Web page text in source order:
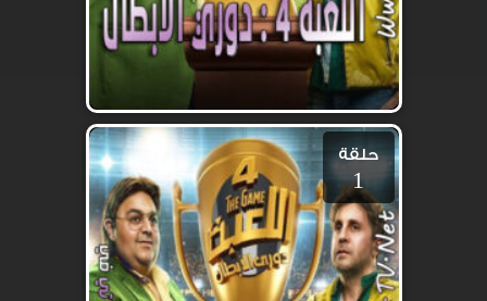
حلقة
1